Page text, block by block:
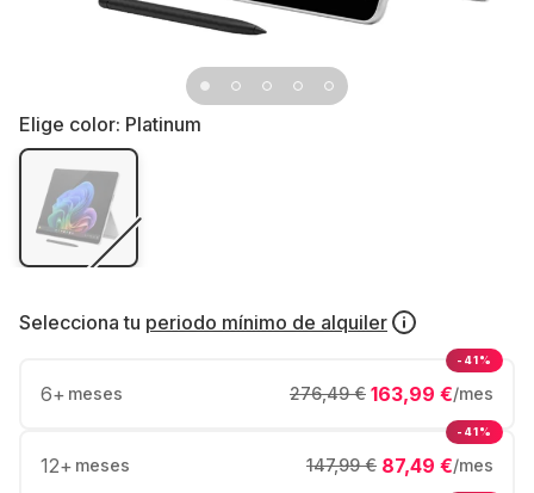
Elige color: Platinum
Selecciona tu periodo mínimo de alquiler
6+ meses 163,99 €/mes
276,49 €
-41%
12+ meses 87,49 €/mes
147,99 €
-41%